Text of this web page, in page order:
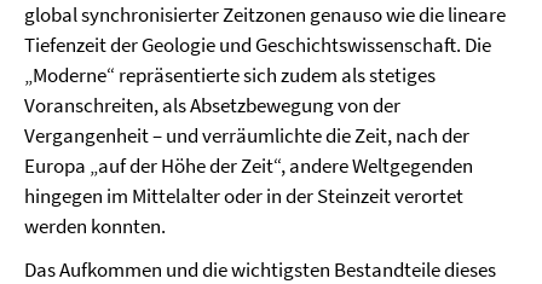
global synchronisierter Zeitzonen genauso wie die lineare
Tiefenzeit der Geologie und Geschichtswissenschaft. Die
„Moderne“ repräsentierte sich zudem als stetiges
Voranschreiten, als Absetzbewegung von der
Vergangenheit – und verräumlichte die Zeit, nach der
Europa „auf der Höhe der Zeit“, andere Weltgegenden
hingegen im Mittelalter oder in der Steinzeit verortet
werden konnten.
Das Aufkommen und die wichtigsten Bestandteile dieses